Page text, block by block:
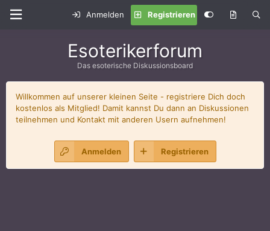
Anmelden Registrieren
Esoterikerforum
Das esoterische Diskussionsboard
Willkommen auf unserer kleinen Seite - registriere Dich doch
kostenlos als Mitglied! Damit kannst Du dann an Diskussionen
teilnehmen und Kontakt mit anderen Usern aufnehmen!
Anmelden Registrieren